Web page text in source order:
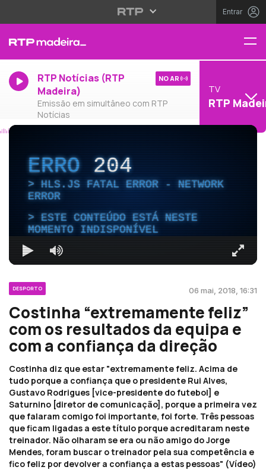
Entrar
RTP Notícias (RTP
Madeira)
Emissão em simultâneo com RTP
Notícias
NO AR
TV
RTP
ERRO204
HLS.JS FATAL ERROR - NETWORK
ERROR
ESTE CONTEÚDO ESTÁ NESTE
MOMENTO INDISPONÍVEL
DESPORTO 06 mai, 2018, 16:31
Costinha “extremamente feliz”
com os resultados da equipa e
com a confiança da direção
Costinha diz que estar "extremamente feliz. Acima de
tudo porque a confiança que o presidente Rui Alves,
Gustavo Rodrigues [vice-presidente do futebol] e
Saturnino [diretor de comunicação], porque a primeira vez
que falaram comigo foi importante, foi forte. Três pessoas
que ficam ligadas a este título porque acreditaram neste
treinador. Não olharam se era ou não amigo do Jorge
Mendes, foram buscar o treinador pela sua competência e
fico feliz por devolver a confiança a estas pessoas" (Vídeo)